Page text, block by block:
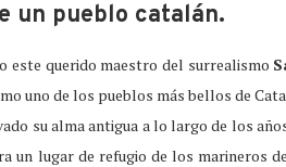
un pueblo catalán.
este querido maestro del surrealismo
uno de los pueblos más bellos de
su alma antigua a lo largo de los
un lugar de refugio de los marineros